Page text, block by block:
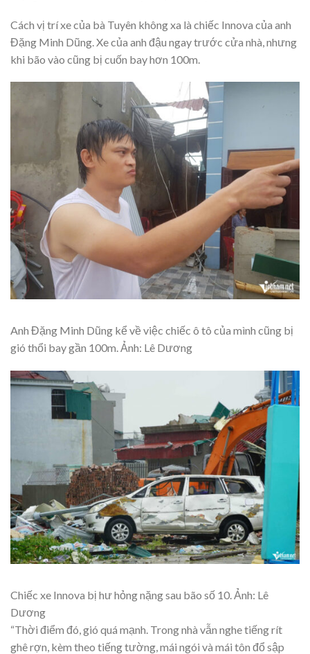
Cách vị trí xe của bà Tuyên không xa là chiếc Innova của anh
Đặng Minh Dũng. Xe của anh đậu ngay trước cửa nhà, nhưng
khi bão vào cũng bị cuốn bay hơn 100m.
Anh Đặng Minh Dũng kể về việc chiếc ô tô của mình cũng bị
gió thổi bay gần 100m. Ảnh: Lê Dương
Chiếc xe Innova bị hư hỏng nặng sau bão số 10. Ảnh: Lê
Dương
“Thời điểm đó, gió quá mạnh. Trong nhà vẫn nghe tiếng rít
ghê rợn, kèm theo tiếng tường, mái ngói và mái tôn đổ sập